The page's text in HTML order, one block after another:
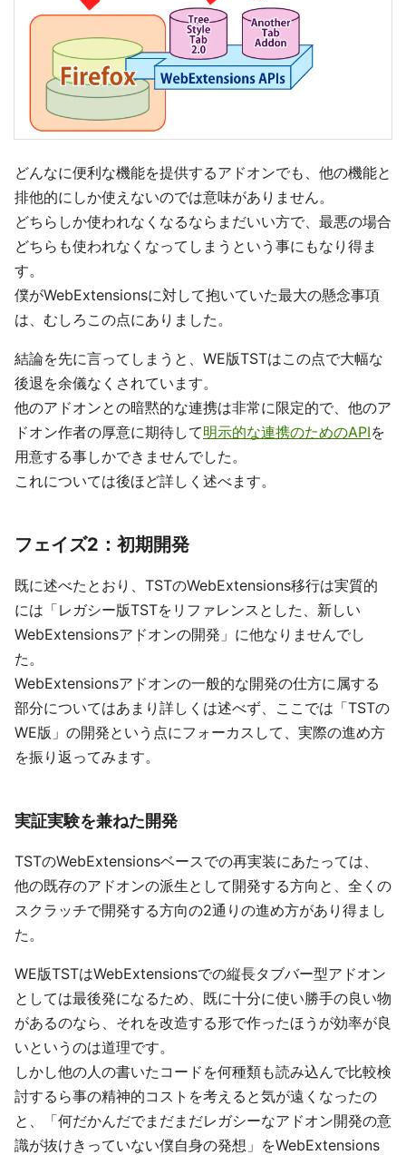
どんなに便利な機能を提供するアドオンでも、他の機能と
排他的にしか使えないのでは意味がありません。
どちらしか使われなくなるならまだいい方で、最悪の場合
どちらも使われなくなってしまうという事にもなり得ま
す。
僕がWebExtensionsに対して抱いていた最大の懸念事項
は、むしろこの点にありました。
結論を先に言ってしまうと、WE版TSTはこの点で大幅な
後退を余儀なくされています。
他のアドオンとの暗黙的な連携は非常に限定的で、他のア
ドオン作者の厚意に期待して明示的な連携のためのAPIを
用意する事しかできませんでした。
これについては後ほど詳しく述べます。
フェイズ2：初期開発
既に述べたとおり、TSTのWebExtensions移行は実質的
には「レガシー版TSTをリファレンスとした、新しい
WebExtensionsアドオンの開発」に他なりませんでし
た。
WebExtensionsアドオンの一般的な開発の仕方に属する
部分についてはあまり詳しくは述べず、ここでは「TSTの
WE版」の開発という点にフォーカスして、実際の進め方
を振り返ってみます。
実証実験を兼ねた開発
TSTのWebExtensionsベースでの再実装にあたっては、
他の既存のアドオンの派生として開発する方向と、全くの
スクラッチで開発する方向の2通りの進め方があり得まし
た。
WE版TSTはWebExtensionsでの縦長タブバー型アドオン
としては最後発になるため、既に十分に使い勝手の良い物
があるのなら、それを改造する形で作ったほうが効率が良
いというのは道理です。
しかし他の人の書いたコードを何種類も読み込んで比較検
討するら事の精神的コストを考えると気が遠くなったの
と、「何だかんだでまだまだレガシーなアドオン開発の意
識が抜けきっていない僕自身の発想」をWebExtensions